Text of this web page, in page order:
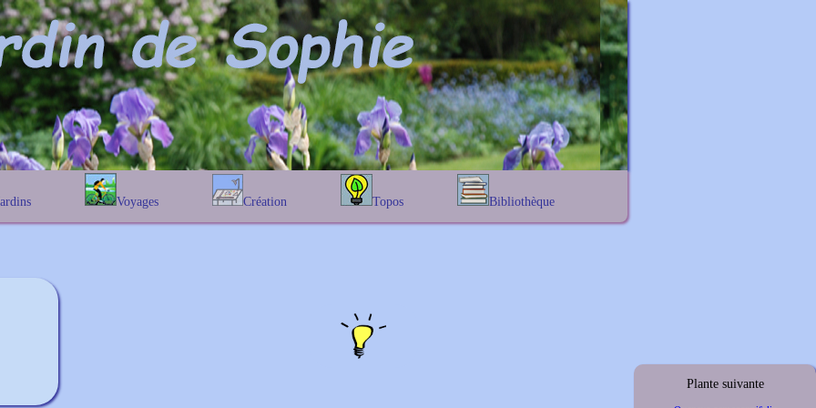
Voyages
En Belgique
Création
Prairies fleuries
Topos
Les chênes
Les Euonymus
Bibliothèque
Lexique noms propres
Plante suivante